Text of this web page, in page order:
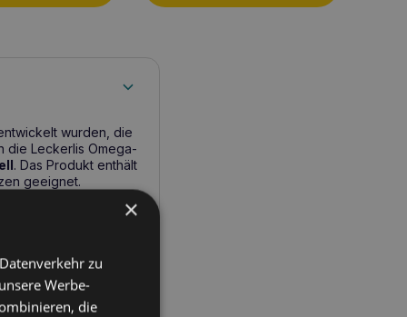
wurden, die
die Leckerlis Omega-
. Das Produkt enthält
geeignet.
und
wichtige Bestandteile
Belohnung oder als
×
zu
Werbe-
die